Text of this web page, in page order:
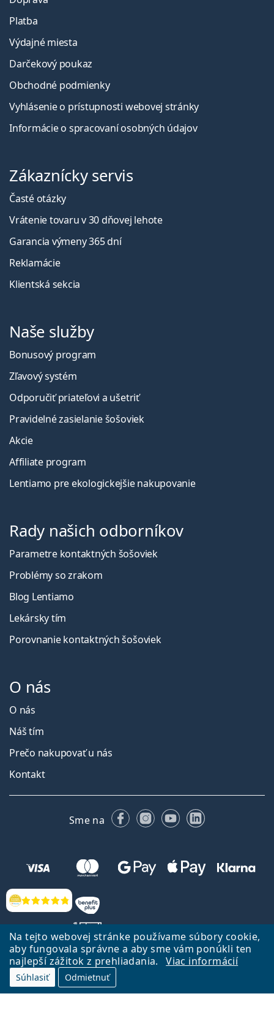
Na tejto webovej stránke používame súbory cookie,
aby fungovala správne a aby sme vám ponúkli ten
najlepší zážitok z prehliadania.
Viac informácií
Súhlasiť Odmietnuť
Hodnotenia
Platba
Výdajné miesta
Darčekový poukaz
Obchodné podmienky
Vyhlásenie o prístupnosti webovej stránky
Informácie o spracovaní osobných údajov
Zákaznícky servis
Časté otázky
Vrátenie tovaru v 30 dňovej lehote
Garancia výmeny 365 dní
Reklamácie
Klientská sekcia
Naše služby
Bonusový program
Zľavový systém
Odporučiť priateľovi a ušetriť
Pravidelné zasielanie šošoviek
Akcie
Affiliate program
Lentiamo pre ekologickejšie nakupovanie
Rady našich odborníkov
Parametre kontaktných šošoviek
Problémy so zrakom
Blog Lentiamo
Lekársky tím
Porovnanie kontaktných šošoviek
O nás
O nás
Náš tím
Prečo nakupovať u nás
Kontakt
Sme na FacebookuInstagrame
YouTubeLinkedIn
Späť na Úvodnu stránku
Lentiamo.sk vlastní a prevádzkuje spoločnosť Lentiamo s.r.o., Česká